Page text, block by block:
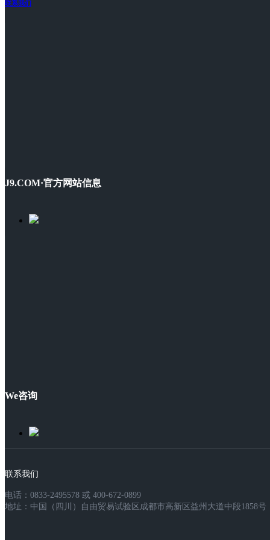
联系我们
J9.COM·官方网站信息
We咨询
联系我们
电话：0833-2495578 或 400-672-0899
地址：中国（四川）自由贸易试验区成都市高新区益州大道中段1858号